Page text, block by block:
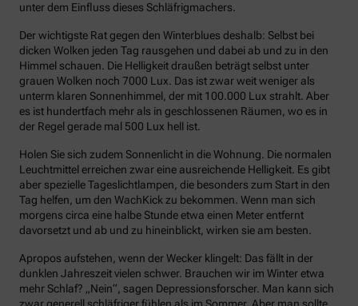
unter dem Einfluss dieses Schläfrigmachers.
Der wichtigste Rat gegen den Winterblues deshalb: Selbst bei
dicken Wolken jeden Tag rausgehen und dabei ab und zu in den
Himmel schauen. Die Helligkeit draußen beträgt selbst unter
grauen Wolken noch 7000 Lux. Das ist zwar weit weniger als
unterm klaren Sonnenhimmel, der mit 100.000 Lux strahlt. Aber
es ist hundertfach mehr als in geschlossenen Räumen, wo es in
der Regel gerade mal 500 Lux hell ist.
Holen Sie sich zudem Sonnenlicht in die Wohnung. Die normalen
Leuchtmittel erreichen zwar eine ausreichende Helligkeit. Es gibt
aber spezielle Tageslichtlampen, die besonders zum Start in den
Tag helfen, um den WachKick zu bekommen. Wenn man sich
morgens circa eine halbe Stunde etwa einen Meter entfernt
davorsetzt und ab und zu hineinblickt, wirken sie am besten.
Apropos aufstehen, wenn der Wecker klingelt: Das fällt in der
dunklen Jahreszeit vielen schwer. Brauchen wir im Winter etwa
mehr Schlaf? „Nein“, sagen Depressionsforscher. Man kann sich